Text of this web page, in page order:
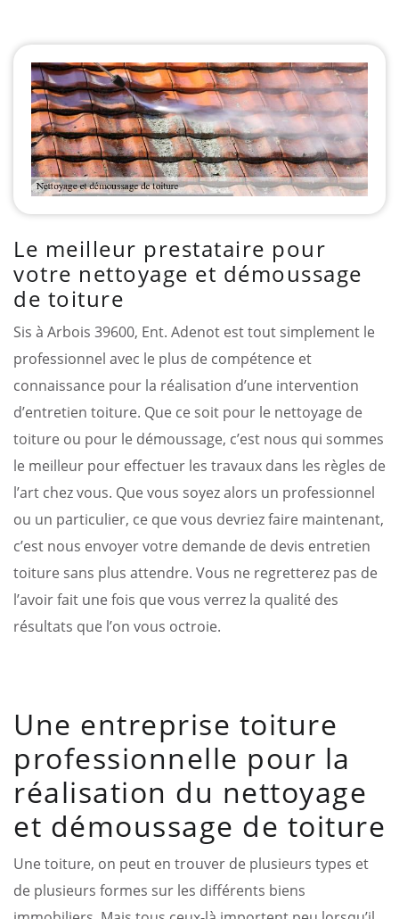
Le meilleur prestataire pour
votre nettoyage et démoussage
de toiture
Sis à Arbois 39600, Ent. Adenot est tout simplement le
professionnel avec le plus de compétence et
connaissance pour la réalisation d’une intervention
d’entretien toiture. Que ce soit pour le nettoyage de
toiture ou pour le démoussage, c’est nous qui sommes
le meilleur pour effectuer les travaux dans les règles de
l’art chez vous. Que vous soyez alors un professionnel
ou un particulier, ce que vous devriez faire maintenant,
c’est nous envoyer votre demande de devis entretien
toiture sans plus attendre. Vous ne regretterez pas de
l’avoir fait une fois que vous verrez la qualité des
résultats que l’on vous octroie.
Une entreprise toiture
professionnelle pour la
réalisation du nettoyage
et démoussage de toiture
Une toiture, on peut en trouver de plusieurs types et
de plusieurs formes sur les différents biens